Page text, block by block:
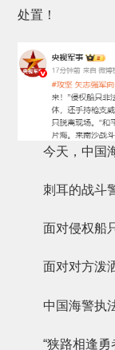
处置！
今天，中国海
刺耳的战斗警
面对侵权船
面对对方泼洒
中国海警执
“狭路相逢勇